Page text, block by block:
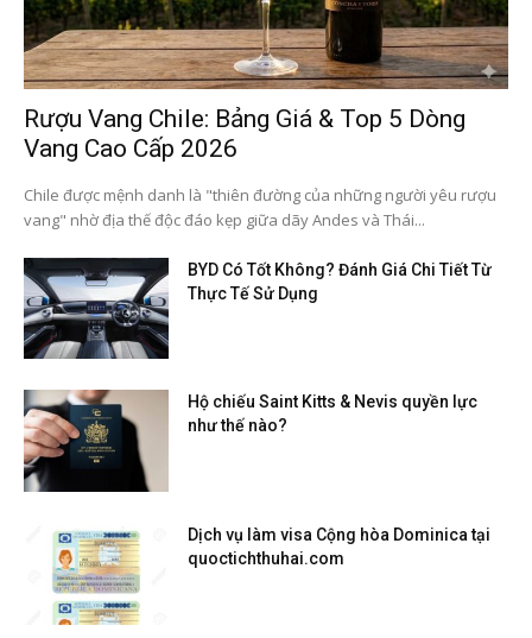
Rượu Vang Chile: Bảng Giá & Top 5 Dòng
Vang Cao Cấp 2026
Chile được mệnh danh là "thiên đường của những người yêu rượu
vang" nhờ địa thế độc đáo kẹp giữa dãy Andes và Thái...
BYD Có Tốt Không? Đánh Giá Chi Tiết Từ
Thực Tế Sử Dụng
Hộ chiếu Saint Kitts & Nevis quyền lực
như thế nào?
Dịch vụ làm visa Cộng hòa Dominica tại
quoctichthuhai.com